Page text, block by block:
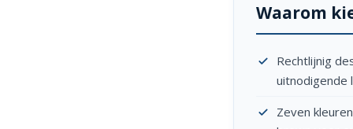
Waarom
Rechtlijnig
uitnodigende
Zeven